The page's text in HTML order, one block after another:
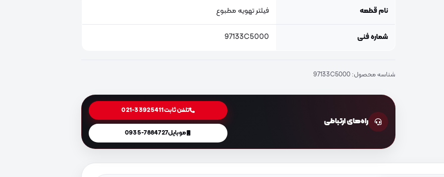
نام قطعه فیلتر تهویه مطبوع
شماره فنی 97133C5000
شناسه محصول:97133C5000
راه‌های ارتباطی
تلفن ثابت021-33925411
موبایل0935-7884727